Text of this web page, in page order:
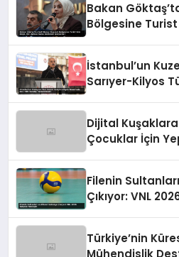
Bakan
Bölgesine Turist
İstanbul’un
Sarıyer-Kilyos
Dijital
Çocuklar İçin
Filenin
Çıkıyor: VNL
Türkiye’nin
Mühendislik